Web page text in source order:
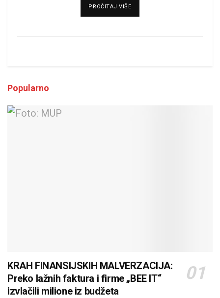
PROČITAJ VIŠEDETAILS
Popularno
KRAH FINANSIJSKIH MALVERZACIJA:
Preko lažnih faktura i firme „BEE IT“
izvlačili milione iz budžeta